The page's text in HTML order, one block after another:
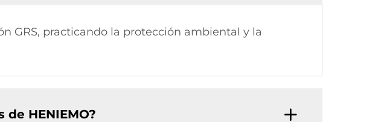
GRS, practicando la protección ambiental y la
HENIEMO?